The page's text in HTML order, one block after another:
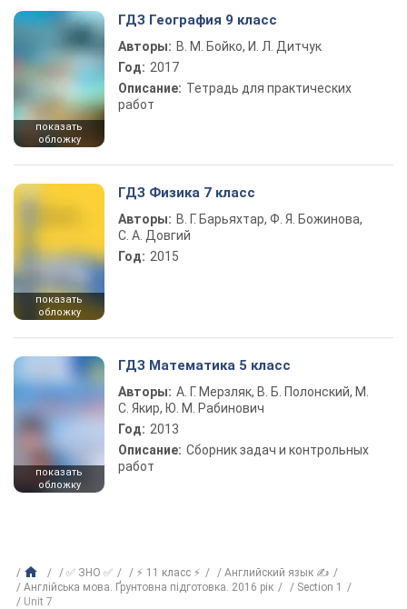
показать
обложку
ГДЗ География 9 класс
Авторы: В. М. Бойко, И. Л. Дитчук
Год: 2017
Описание: Тетрадь для практических
работ
показать
обложку
ГДЗ Физика 7 класс
Авторы: В. Г. Барьяхтар, Ф. Я. Божинова,
С. А. Довгий
Год: 2015
показать
обложку
ГДЗ Математика 5 класс
Авторы: А. Г. Мерзляк, В. Б. Полонский, М.
С. Якир, Ю. М. Рабинович
Год: 2013
Описание: Сборник задач и контрольных
работ
✅ ЗНО ✅ ⚡ 11 класс ⚡
Английский язык ✍
Англійська мова. Ґрунтовна підготовка. 2016 рік
Section 1
Unit 7